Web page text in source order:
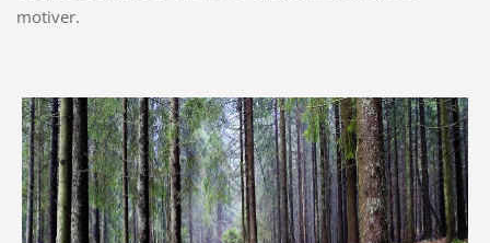
motiver.